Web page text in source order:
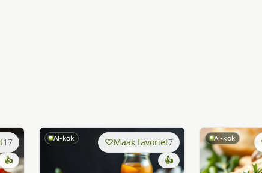
17
👍
AI-kok Maak favoriet7
👍
AI-kok